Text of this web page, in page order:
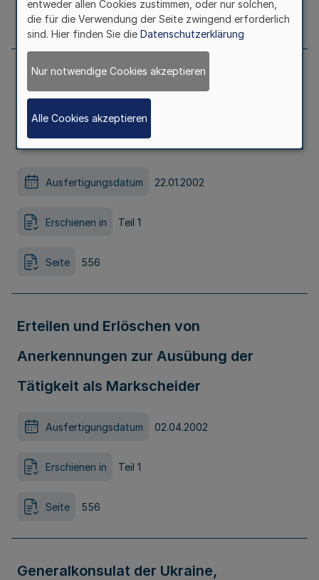
Seite 555
Bemessung der Fördersätze für
zweckgebundene Zuweisungen an
Gemeinden (GV) im Haushaltsjahr 2002
Ausfertigungsdatum 22.01.2002
Erschienen in Teil 1
Seite 556
Erteilen und Erlöschen von
Anerkennungen zur Ausübung der
Tätigkeit als Markscheider
Ausfertigungsdatum 02.04.2002
Erschienen in Teil 1
Seite 556
Generalkonsulat der Ukraine,
entweder allen Cookies zustimmen, oder nur solchen,
die für die Verwendung der Seite zwingend erforderlich
sind. Hier finden Sie die Datenschutzerklärung
Nur notwendige Cookies akzeptieren
Alle Cookies akzeptieren